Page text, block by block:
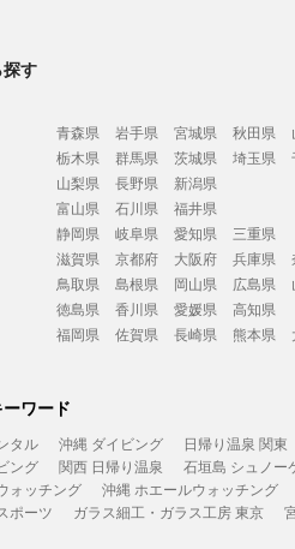
す
青森県 岩手県 宮城県 秋田県
栃木県 群馬県 茨城県 埼玉県
山梨県 長野県
新潟県
富山県 石川県
福井県
静岡県 岐阜県 愛知県
三重県
滋賀県 京都府 大阪府 兵庫県
鳥取県 島根県 岡山県 広島県
徳島県 香川県 愛媛県
高知県
福岡県 佐賀県 長崎県 熊本県
ワード
タル 沖縄 ダイビング 日帰り温泉 関東
ング
関西 日帰り温泉 石垣島 シュノー
ォッチング
沖縄 ホエールウォッチング
ポーツ
ガラス細工・ガラス工房 東京